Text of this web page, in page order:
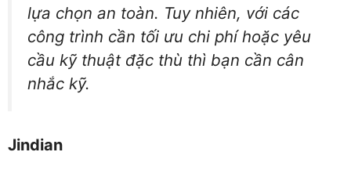
lựa chọn an toàn. Tuy nhiên, với các
công trình cần tối ưu chi phí hoặc yêu
cầu kỹ thuật đặc thù thì bạn cần cân
nhắc kỹ.
Jindian